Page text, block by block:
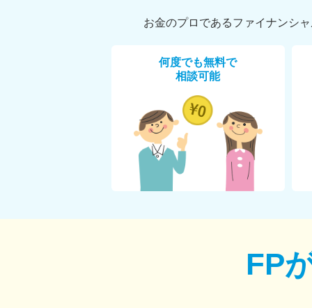
お金のプロであるファイナンシ
何度でも無料で
相談可能
FP